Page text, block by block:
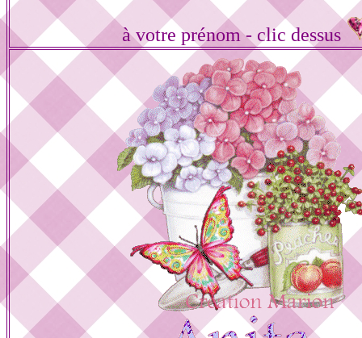
à votre prénom - clic dessus